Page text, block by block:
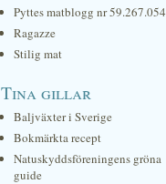
Pyttes matblogg nr 59.267.054
Ragazze
Stilig mat
Tina gillar
Baljväxter i Sverige
Bokmärkta recept
Natuskyddsföreningens gröna
guide